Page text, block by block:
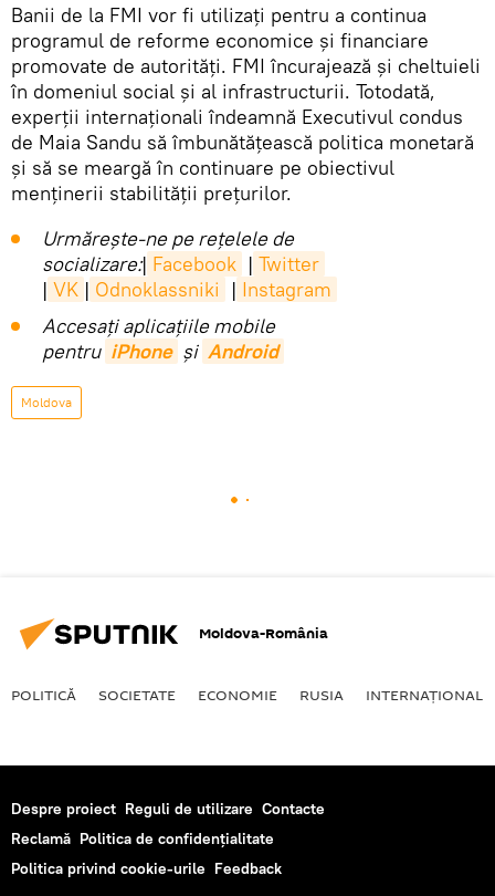
Banii de la FMI vor fi utilizați pentru a continua
programul de reforme economice și financiare
promovate de autorități. FMI încurajează și cheltuieli
în domeniul social și al infrastructurii. Totodată,
experții internaționali îndeamnă Executivul condus
de Maia Sandu să îmbunătățească politica monetară
și să se meargă în continuare pe obiectivul
menținerii stabilității prețurilor.
Urmărește-ne pe rețelele de
socializare:| Facebook | Twitter
| VK | Odnoklassniki | Instagram
Accesaţi aplicaţiile mobile
pentru iPhone și Android
Moldova
Moldova-România
POLITICĂ SOCIETATE ECONOMIE RUSIA INTERNAŢIONAL
Despre proiect Reguli de utilizare Contacte
Reclamă Politica de confidențialitate
Politica privind cookie-urile Feedback